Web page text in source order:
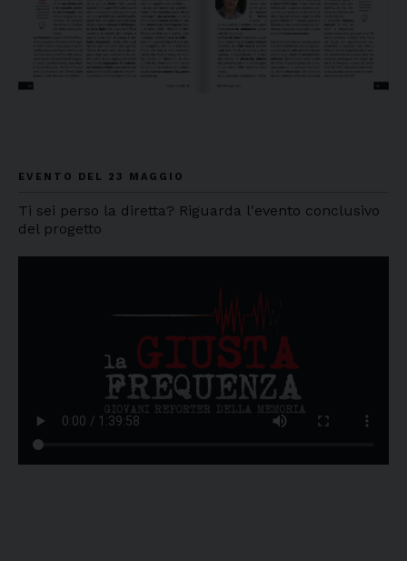
EVENTO DEL 23 MAGGIO
Ti sei perso la diretta? Riguarda l'evento conclusivo
del progetto